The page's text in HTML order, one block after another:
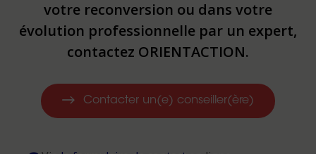
votre reconversion ou dans votre
évolution professionnelle par un expert,
contactez ORIENTACTION.
Contacter un(e) conseiller(ère)